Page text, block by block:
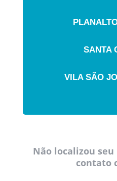
SANTA
VILA SÃO
Não localizou
contato